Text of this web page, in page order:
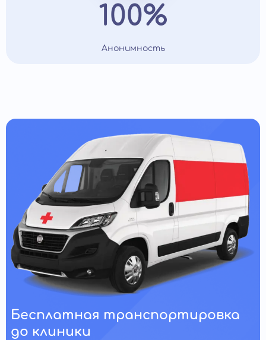
100%
Анонимность
Бесплатная транспортировка
до клиники